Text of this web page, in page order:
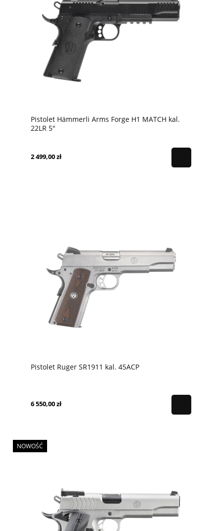
Pistolet Hämmerli Arms Forge H1 MATCH kal.
22LR 5"
2 499,00 zł
Pistolet Ruger SR1911 kal. 45ACP
6 550,00 zł
NOWOŚĆ